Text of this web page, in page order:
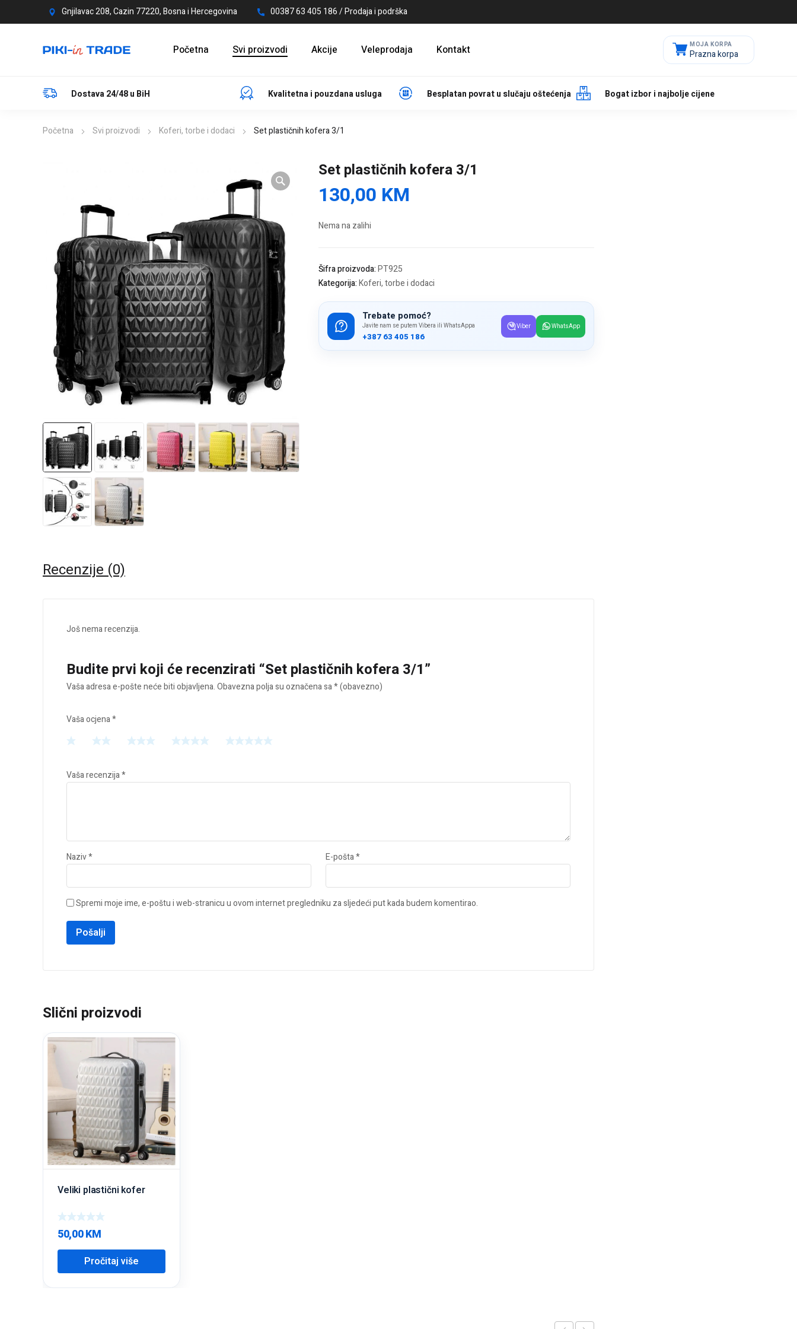
Gnjilavac 208, Cazin 77220, Bosna i Hercegovina 00387 63 405 186 / Prodaja i podrška
Početna Svi proizvodi Akcije Veleprodaja Kontakt Prazna korpa
Dostava 24/48 u BiH Kvalitetna i pouzdana usluga Besplatan povrat u slučaju oštećenja Bogat izbor i najbolje cijene
Početna Svi proizvodi Koferi, torbe i dodaci Set plastičnih kofera 3/1
Set plastičnih kofera 3/1
130,00 KM
Nema na zalihi
Šifra proizvoda:PT925
Kategorija:Koferi, torbe i dodaci
Trebate pomoć?
Javite nam se putem Vibera ili WhatsAppa
+387 63 405 186
Viber WhatsApp
Recenzije (0)
Još nema recenzija.
Budite prvi koji će recenzirati “Set plastičnih kofera 3/1”
Vaša adresa e-pošte neće biti objavljena.Obavezna polja su označena sa* (obavezno)
Vaša ocjena*
Vaša recenzija*
Naziv* E-pošta*
Spremi moje ime, e-poštu i web-stranicu u ovom internet pregledniku za sljedeći put kada budem komentirao.
Slični proizvodi
Veliki plastični kofer
50,00KM
Pročitaj više